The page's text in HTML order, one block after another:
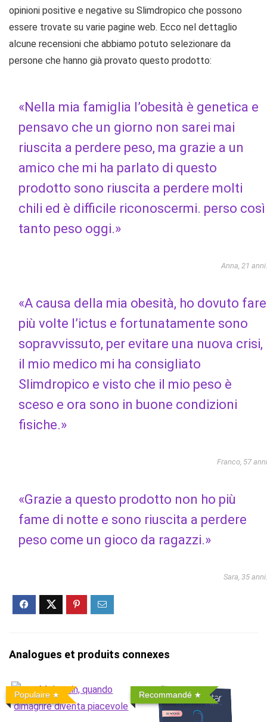
opinioni positive e negative su Slimdropico che possono
essere trovate su varie pagine web. Ecco nel dettaglio
alcune recensioni che abbiamo potuto selezionare da
persone che hanno già provato questo prodotto:
«Nella mia famiglia l’obesità è genetica e
pensavo che un giorno non sarei mai
riuscita a perdere peso, ma grazie a un
amico che mi ha parlato di questo
prodotto sono riuscita a perdere molti
chili ed è difficile riconoscermi. perso così
tanto peso oggi.»
Anna, 21 anni.
«A causa della mia obesità, ho dovuto fare
più volte l’ictus e fortunatamente sono
sopravvissuto, per evitare una nuova crisi,
il mio medico mi ha consigliato
Slimdropico e visto che il mio peso è
sceso e ora sono in buone condizioni
fisiche.»
Franco, 57 anni
«Grazie a questo prodotto non ho più
fame di notte e sono riuscita a perdere
peso come un gioco da ragazzi.»
Sara, 35 anni.
Analogues et produits connexes
Populaire Recommandé